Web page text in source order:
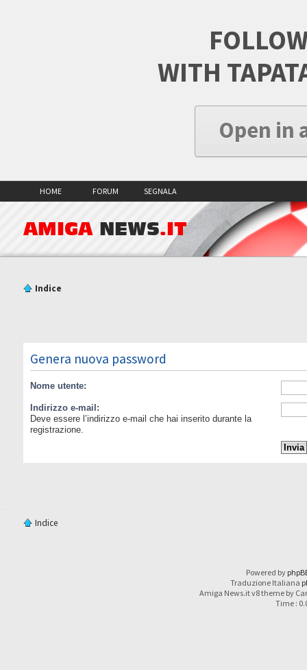
WITH
Open in
HOME FORUM SEGNALA
AMIGA NEWS.IT
Indice
Genera nuova password
Nome utente:
Indirizzo e-mail:
Deve essere l’indirizzo e-mail che hai inserito durante la
registrazione.
Indice
Powered by
Traduzione Italiana
Amiga News.it v8 theme by
Time :